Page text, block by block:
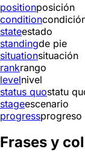
positionposición
condition
stateestado
standingde pie
situationsituación
rankrango
levelnivel
status quostatu
stageescenario
progressprogreso
Frases y